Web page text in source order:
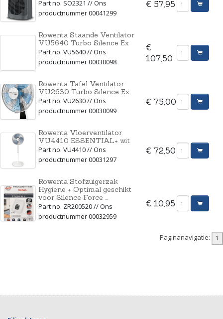
Part no. SO2321 // Ons
productnummer 00041299
€ 57,95
Rowenta Staande Ventilator
VU5640 Turbo Silence Ex
Part no. VU5640 // Ons
productnummer 00030098
€
107,50
Rowenta Tafel Ventilator
VU2630 Turbo Silence Ex
Part no. VU2630 // Ons
productnummer 00030099
€ 75,00
Rowenta Vloerventilator
VU4410 ESSENTIAL+ wit
Part no. VU4410 // Ons
productnummer 00031297
€ 72,50
Rowenta Stofzuigerzak
Hygiene + Optimal geschikt
voor Silence Force ...
Part no. ZR200520 // Ons
productnummer 00032959
€ 10,95
Paginanavigatie: